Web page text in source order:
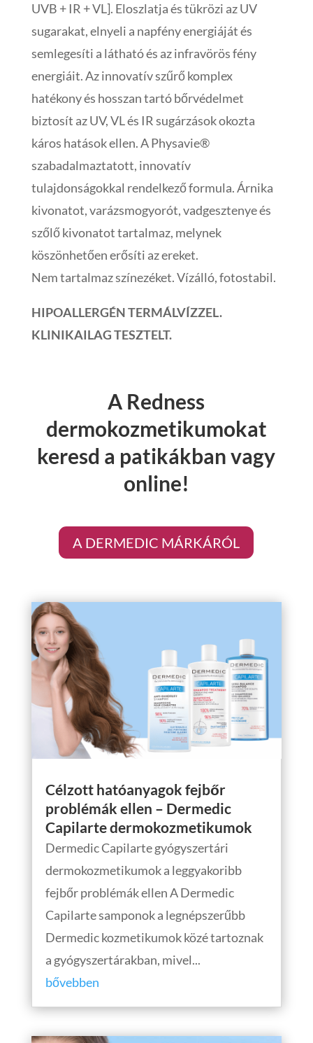
UVB + IR + VL]. Eloszlatja és tükrözi az UV
sugarakat, elnyeli a napfény energiáját és
semlegesíti a látható és az infravörös fény
energiáit. Az innovatív szűrő komplex
hatékony és hosszan tartó bőrvédelmet
biztosít az UV, VL és IR sugárzások okozta
káros hatások ellen. A Physavie®
szabadalmaztatott, innovatív
tulajdonságokkal rendelkező formula. Árnika
kivonatot, varázsmogyorót, vadgesztenye és
szőlő kivonatot tartalmaz, melynek
köszönhetően erősíti az ereket.
Nem tartalmaz színezéket. Vízálló, fotostabil.
HIPOALLERGÉN TERMÁLVÍZZEL.
KLINIKAILAG TESZTELT.
A Redness
dermokozmetikumokat
keresd a patikákbanvagy
online!
A DERMEDIC MÁRKÁRÓL
Célzott hatóanyagok fejbőr
problémák ellen – Dermedic
Capilarte dermokozmetikumok
Dermedic Capilarte gyógyszertári
dermokozmetikumok a leggyakoribb
fejbőr problémák ellen A Dermedic
Capilarte samponok a legnépszerűbb
Dermedic kozmetikumok közé tartoznak
a gyógyszertárakban, mivel...
bővebben